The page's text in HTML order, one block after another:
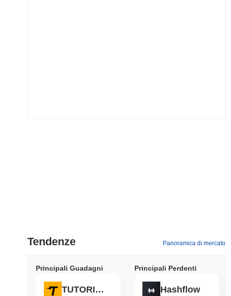
Tendenze Panoramica di mercato
Principali Guadagni
TUTORIAL
Principali Perdenti
Hashflow